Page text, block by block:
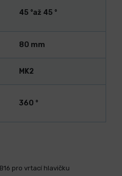
45 °až 45 °
80 mm
MK2
360 °
pro vrtací hlavičku